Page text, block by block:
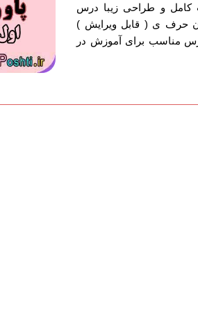
کامل و طراحی زیبا درس
حرف ی ( قابل ویرایش )
مناسب برای آموزش در